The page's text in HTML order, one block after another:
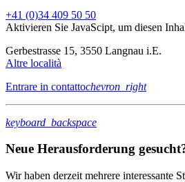
+41 (0)34 409 50 50
Aktivieren Sie JavaScipt, um diesen
Gerbestrasse 15, 3550 Langnau i.E.
Altre località
Entrare in contattochevron_right
keyboard_backspace
Neue Herausforderung
Wir haben derzeit mehrere interessante